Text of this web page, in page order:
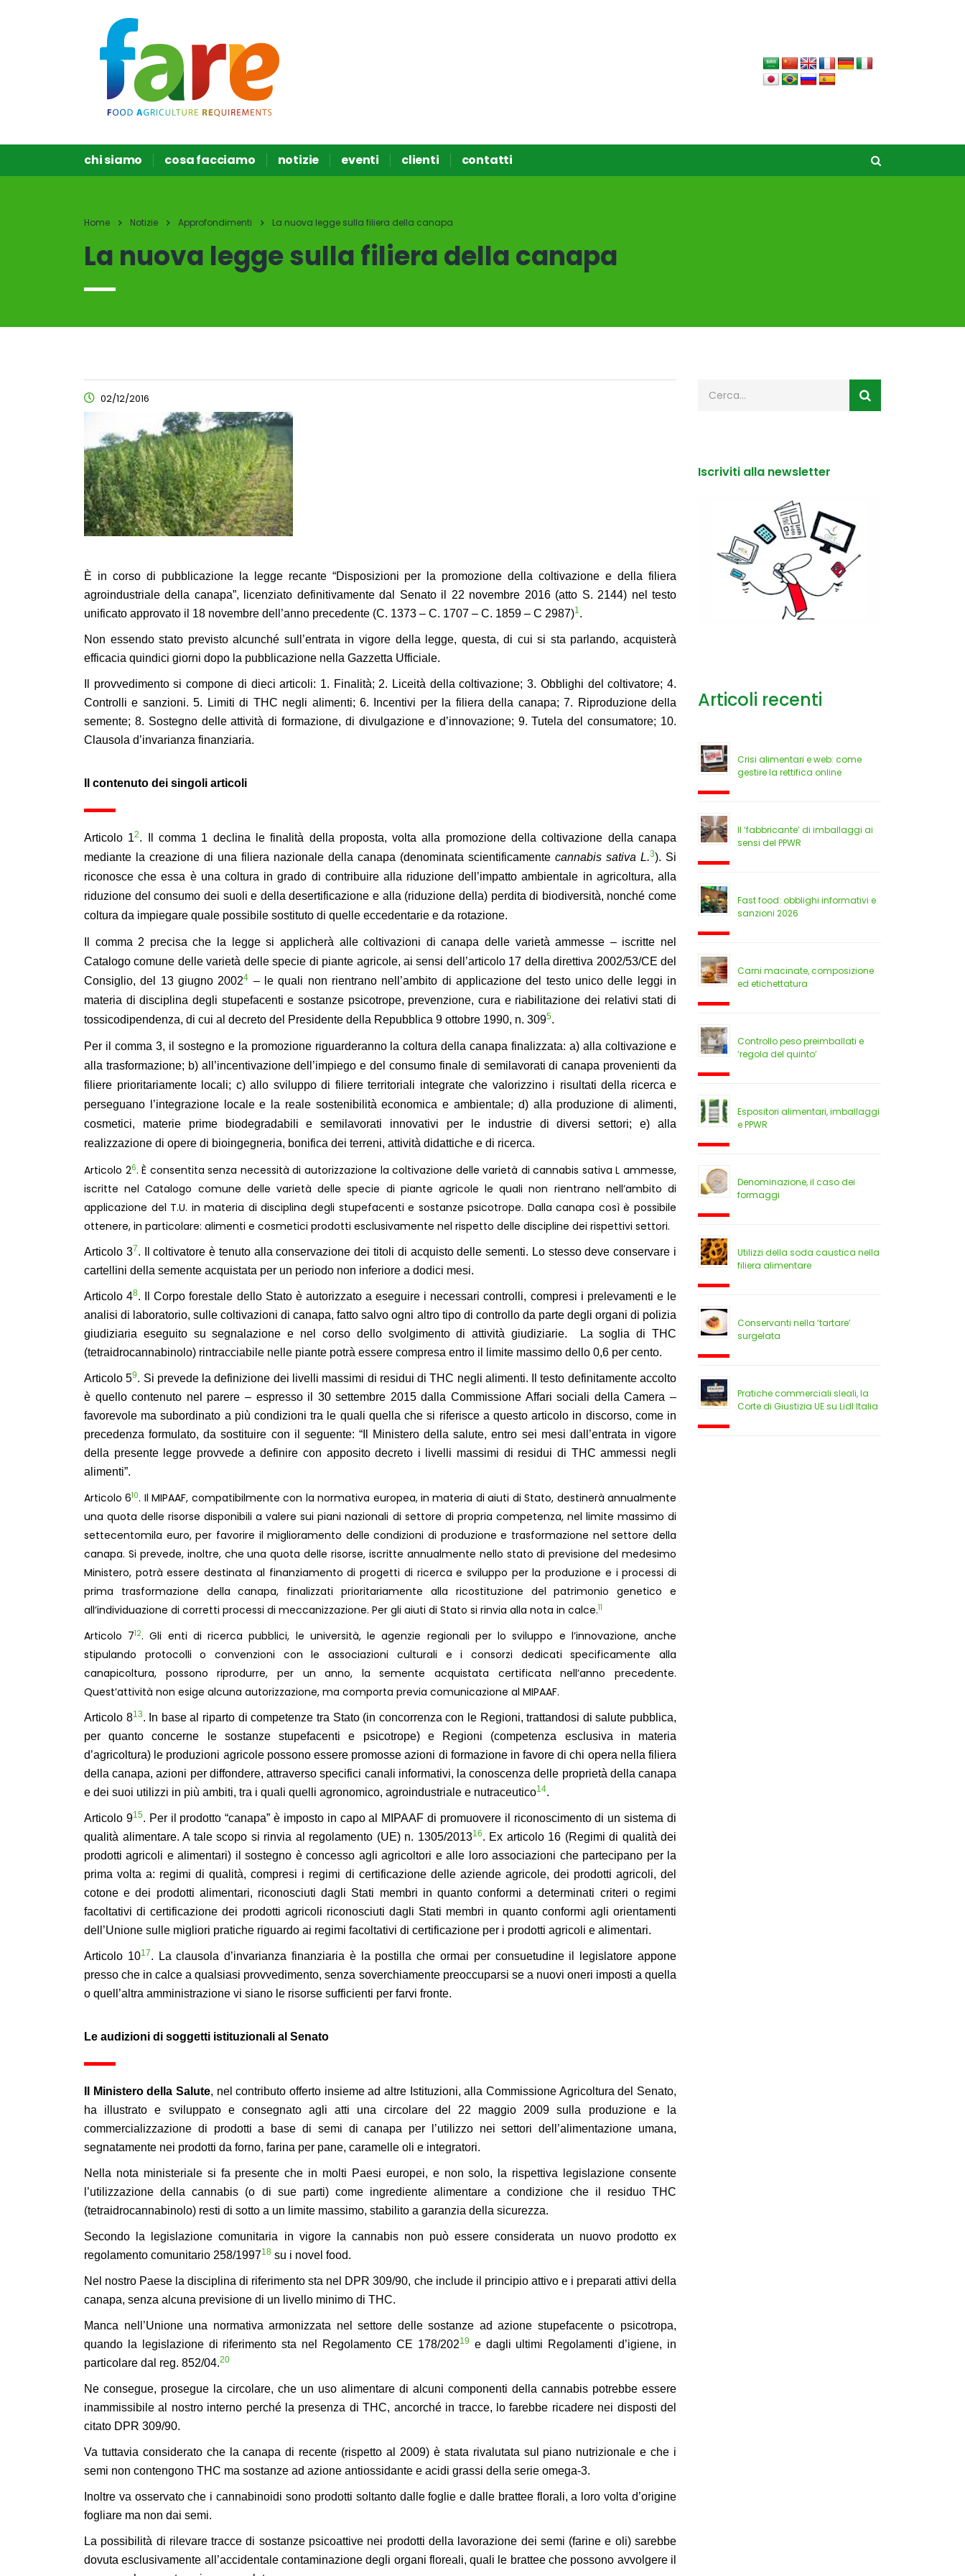
chi siamo cosa facciamo notizie eventi clienti contatti
Home Notizie Approfondimenti La nuova legge sulla filiera della canapa
La nuova legge sulla filiera della canapa
02/12/2016
È in corso di pubblicazione la legge recante “Disposizioni per la promozione della coltivazione e della filiera
agroindustriale della canapa”, licenziato definitivamente dal Senato il 22 novembre 2016 (atto S. 2144) nel testo
unificato approvato il 18 novembre dell’anno precedente (C. 1373 – C. 1707 – C. 1859 – C 2987)1.
Non essendo stato previsto alcunché sull’entrata in vigore della legge, questa, di cui si sta parlando, acquisterà
efficacia quindici giorni dopo la pubblicazione nella Gazzetta Ufficiale.
Il provvedimento si compone di dieci articoli: 1. Finalità; 2. Liceità della coltivazione; 3. Obblighi del coltivatore; 4.
Controlli e sanzioni. 5. Limiti di THC negli alimenti; 6. Incentivi per la filiera della canapa; 7. Riproduzione della
semente; 8. Sostegno delle attività di formazione, di divulgazione e d’innovazione; 9. Tutela del consumatore; 10.
Clausola d’invarianza finanziaria.
Il contenuto dei singoli articoli
Articolo 12. comma 1 declina le finalità della proposta, volta alla promozione della coltivazione della canapa
mediante la creazione di una filiera nazionale della canapa (denominata scientificamente cannabis sativa L.3). Si
riconosce che essa è una coltura in grado di contribuire alla riduzione dell’impatto ambientale in agricoltura, alla
riduzione del consumo dei suoli e della desertificazione e alla (riduzione della) perdita di biodiversità, nonché come
coltura da impiegare quale possibile sostituto di quelle eccedentarie e da rotazione.
comma 2 precisa che la legge si applicherà alle coltivazioni di canapa delle varietà ammesse – iscritte nel
Catalogo comune delle varietà delle specie di piante agricole, ai sensi dell’articolo 17 della direttiva 2002/53/CE del
Consiglio, del 13 giugno 20024 – le quali non rientrano nell’ambito di applicazione del testo unico delle leggi in
materia di disciplina degli stupefacenti e sostanze psicotrope, prevenzione, cura e riabilitazione dei relativi stati di
tossicodipendenza, di cui al decreto del Presidente della Repubblica 9 ottobre 1990, n. 3095.
Per il comma 3, il sostegno e la promozione riguarderanno la coltura della canapa finalizzata: a) alla coltivazione e
alla trasformazione; b) all’incentivazione dell’impiego e del consumo finale di semilavorati di canapa provenienti da
filiere prioritariamente locali; c) allo sviluppo di filiere territoriali integrate che valorizzino i risultati della ricerca e
perseguano l’integrazione locale e la reale sostenibilità economica e ambientale; d) alla produzione di alimenti,
cosmetici, materie prime biodegradabili e semilavorati innovativi per le industrie di diversi settori; e) alla
realizzazione di opere di bioingegneria, bonifica dei terreni, attività didattiche e di ricerca.
Articolo 26. È consentita senza necessità di autorizzazione la coltivazione delle varietà di cannabis sativa L ammesse,
iscritte nel Catalogo comune delle varietà delle specie di piante agricole le quali non rientrano nell’ambito di
applicazione del T.U. in materia di disciplina degli stupefacenti e sostanze psicotrope. Dalla canapa così è possibile
ottenere, in particolare: alimenti e cosmetici prodotti esclusivamente nel rispetto delle discipline dei rispettivi settori.
Articolo 37. Il coltivatore è tenuto alla conservazione dei titoli di acquisto delle sementi. Lo stesso deve conservare i
cartellini della semente acquistata per un periodo non inferiore a dodici mesi.
Articolo 48.
Il Corpo forestale dello Stato è autorizzato a eseguire i necessari controlli, compresi i prelevamenti e le
analisi di laboratorio, sulle coltivazioni di canapa, fatto salvo ogni altro tipo di controllo da parte degli organi di polizia
giudiziaria eseguito su segnalazione e nel corso dello svolgimento di attività giudiziarie.
La soglia di THC
(tetraidrocannabinolo) rintracciabile nelle piante potrà essere compresa entro il limite massimo dello 0,6 per cento.
Articolo 59. Si prevede la definizione dei livelli massimi di residui di THC negli alimenti. Il testo definitamente accolto
è quello contenuto nel parere – espresso il 30 settembre 2015 dalla Commissione Affari sociali della Camera –
favorevole ma subordinato a più condizioni tra le quali quella che si riferisce a questo articolo in discorso, come in
precedenza formulato, da sostituire con il seguente: “Il Ministero della salute, entro sei mesi dall’entrata in vigore
della presente legge provvede a definire con apposito decreto i livelli massimi di residui di THC ammessi negli
alimenti”.
Articolo 610. Il MIPAAF, compatibilmente con la normativa europea, in materia di aiuti di Stato, destinerà annualmente
una quota delle risorse disponibili a valere sui piani nazionali di settore di propria competenza, nel limite massimo di
settecentomila euro, per favorire il miglioramento delle condizioni di produzione e trasformazione nel settore della
canapa. Si prevede, inoltre, che una quota delle risorse, iscritte annualmente nello stato di previsione del medesimo
Ministero, potrà essere destinata al finanziamento di progetti di ricerca e sviluppo per la produzione e i processi di
prima trasformazione della canapa, finalizzati prioritariamente alla ricostituzione del patrimonio genetico e
all’individuazione di corretti processi di meccanizzazione. Per gli aiuti di Stato si rinvia alla nota in calce.11
Articolo 712. Gli enti di ricerca pubblici, le università, le agenzie regionali per lo sviluppo e l’innovazione, anche
stipulando protocolli o convenzioni con le associazioni culturali e i consorzi dedicati specificamente alla
canapicoltura, possono riprodurre, per un anno, la semente acquistata certificata nell’anno precedente.
Quest’attività non esige alcuna autorizzazione, ma comporta previa comunicazione al MIPAAF.
Articolo 813. In base al riparto di competenze tra Stato (in concorrenza con le Regioni, trattandosi di salute pubblica,
per quanto concerne le sostanze stupefacenti e psicotrope) e Regioni (competenza esclusiva in materia
d’agricoltura) le produzioni agricole possono essere promosse azioni di formazione in favore di chi opera nella filiera
della canapa, azioni per diffondere, attraverso specifici canali informativi, la conoscenza delle proprietà della canapa
e dei suoi utilizzi in più ambiti, tra i quali quelli agronomico, agroindustriale e nutraceutico14.
Articolo 915. Per il prodotto “canapa” è imposto in capo al MIPAAF di promuovere il riconoscimento di un sistema di
qualità alimentare. A tale scopo si rinvia al regolamento (UE) n. 1305/201316. Ex articolo 16 (Regimi di qualità dei
prodotti agricoli e alimentari) il sostegno è concesso agli agricoltori e alle loro associazioni che partecipano per la
prima volta a: regimi di qualità, compresi i regimi di certificazione delle aziende agricole, dei prodotti agricoli, del
cotone e dei prodotti alimentari, riconosciuti dagli Stati membri in quanto conformi a determinati criteri o regimi
facoltativi di certificazione dei prodotti agricoli riconosciuti dagli Stati membri in quanto conformi agli orientamenti
dell’Unione sulle migliori pratiche riguardo ai regimi facoltativi di certificazione per i prodotti agricoli e alimentari.
Articolo 1017. La clausola d’invarianza finanziaria è la postilla che ormai per consuetudine il legislatore appone
presso che in calce a qualsiasi provvedimento, senza soverchiamente preoccuparsi se a nuovi oneri imposti a quella
o quell’altra amministrazione vi siano le risorse sufficienti per farvi fronte.
Le audizioni di soggetti istituzionali al Senato
Il Ministero della Salute, nel contributo offerto insieme ad altre Istituzioni, alla Commissione Agricoltura del Senato,
ha illustrato e sviluppato e consegnato agli atti una circolare del 22 maggio 2009 sulla produzione e la
commercializzazione di prodotti a base di semi di canapa per l’utilizzo nei settori dell’alimentazione umana,
segnatamente nei prodotti da forno, farina per pane, caramelle oli e integratori.
Nella nota ministeriale si fa presente che in molti Paesi europei, e non solo, la rispettiva legislazione consente
l’utilizzazione della cannabis (o di sue parti) come ingrediente alimentare a condizione che il residuo THC
(tetraidrocannabinolo) resti di sotto a un limite massimo, stabilito a garanzia della sicurezza.
Secondo la legislazione comunitaria in vigore la cannabis non può essere considerata un nuovo prodotto ex
regolamento comunitario 258/199718 su i novel food.
Nel nostro Paese la disciplina di riferimento sta nel DPR 309/90, che include il principio attivo e i preparati attivi della
canapa, senza alcuna previsione di un livello minimo di THC.
Manca nell’Unione una normativa armonizzata nel settore delle sostanze ad azione stupefacente o psicotropa,
quando la legislazione di riferimento sta nel Regolamento CE 178/20219 e dagli ultimi Regolamenti d’igiene, in
particolare dal reg. 852/04.20
Ne consegue, prosegue la circolare, che un uso alimentare di alcuni componenti della cannabis potrebbe essere
inammissibile al nostro interno perché la presenza di THC, ancorché in tracce, lo farebbe ricadere nei disposti del
citato DPR 309/90.
Va tuttavia considerato che la canapa di recente (rispetto al 2009) è stata rivalutata sul piano nutrizionale e che i
semi non contengono THC ma sostanze ad azione antiossidante e acidi grassi della serie omega-3.
Inoltre va osservato che i cannabinoidi sono prodotti soltanto dalle foglie e dalle brattee florali, a loro volta d’origine
fogliare ma non dai semi.
La possibilità di rilevare tracce di sostanze psicoattive nei prodotti della lavorazione dei semi (farine e oli) sarebbe
dovuta esclusivamente all’accidentale contaminazione degli organi floreali, quali le brattee che possono avvolgere il
Iscriviti alla newsletter
Articoli recenti
Crisi alimentari e web: come
gestire la rettifica online
Il ‘fabbricante’ di imballaggi ai
sensi del PPWR
Fast food: obblighi informativi e
sanzioni 2026
Carni macinate, composizione
ed etichettatura
Controllo peso preimballati e
‘regola del quinto’
Espositori alimentari, imballaggi
e PPWR
Denominazione, il caso dei
formaggi
Utilizzi della soda caustica nella
filiera alimentare
Conservanti nella ‘tartare’
surgelata
Pratiche commerciali sleali, la
Corte di Giustizia UE su Lidl Italia